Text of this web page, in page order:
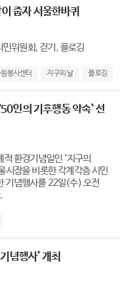
줍자 서울한바퀴
위원회, 걷기, 플로깅
봉사센터 지구의 날 플로깅
인의 기후행동 약속` 선
환경기념일인 ‘지구의
시장을 비롯한 각계각층 시민
기념행사를 22일(수) 오전
념행사' 개최